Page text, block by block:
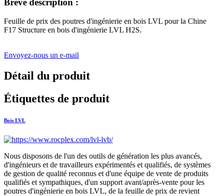
Brève description :
Feuille de prix des poutres d'ingénierie en bois LVL pour la Chine
F17 Structure en bois d'ingénierie LVL H2S.
Envoyez-nous un e-mail
Détail du produit
Étiquettes de produit
Bois LVL
Nous disposons de l'un des outils de génération les plus avancés,
d'ingénieurs et de travailleurs expérimentés et qualifiés, de systèmes
de gestion de qualité reconnus et d'une équipe de vente de produits
qualifiés et sympathiques, d'un support avant/après-vente pour les
poutres d'ingénierie en bois LVL, de la feuille de prix de revient